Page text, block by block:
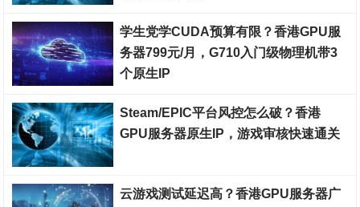
学生党学CUDA预算有限？香港GPU服
务器799元/月，G710入门级物理机带3
个原生IP
Steam/EPIC平台风控怎么破？香港
GPU服务器原生IP，游戏审核快速通关
云游戏测试延迟高？香港GPU服务器广